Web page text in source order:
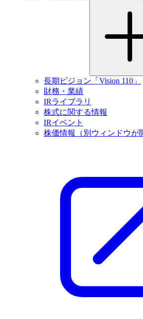
長期ビジョン「Vision 110」
財務・業績
IRライブラリ
株式に関する情報
IRイベント
株価情報
（別ウィンドウが